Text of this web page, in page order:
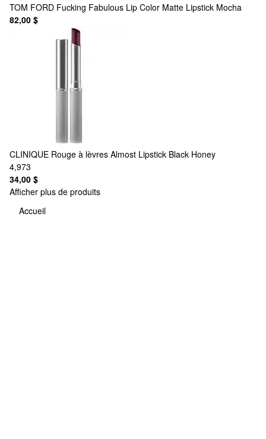
TOM FORD Fucking Fabulous Lip Color Matte Lipstick Mocha
82,00 $
CLINIQUE Rouge à lèvres Almost Lipstick Black Honey
4,973
34,00 $
Afficher plus de produits
Accueil